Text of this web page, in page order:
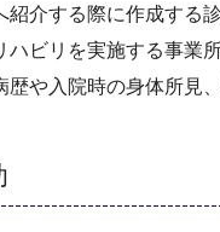
紹介する際に作成する
ハビリを実施する事業
歴や入院時の身体所見